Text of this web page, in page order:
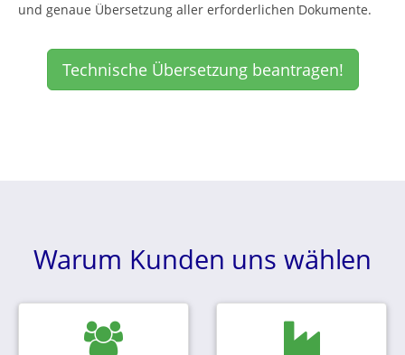
und genaue Übersetzung aller erforderlichen Dokumente.
Technische Übersetzung beantragen!
Warum Kunden uns wählen